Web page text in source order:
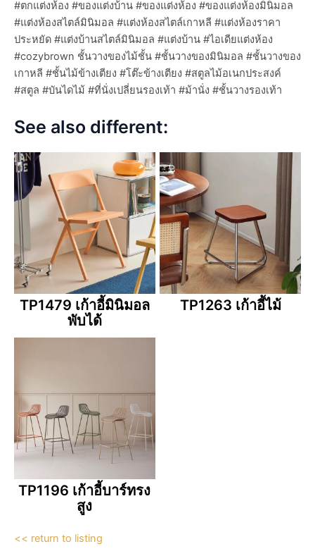
#ตกแต่งห้อง #ของแต่งบ้าน #ของแต่งห้อง #ของแต่งห้องมินิมอล
#แต่งห้องสไตล์มินิมอล #แต่งห้องสไตล์เกาหลี #แต่งห้องราคา
ประหยัด #แต่งบ้านสไตล์มินิมอล #แต่งบ้าน #ไอเดียแต่งห้อง
#cozybrown ชั้นวางของไม้ชั้น #ชั้นวางของมินิมอล #ชั้นวางของ
เกาหลี #ชั้นไม้ข้างเตียง #โต๊ะข้างเตียง #สตูลไม้อเนกประสงค์
#สตูล #บันไดไม้ #ที่นั่งเปลี่ยนรองเท้า #ม้านั่ง #ชั้นวางรองเท้า
See also different:
TP1479 เก้าอี้มินิมอล
พับได้
TP1263 เก้าอี้ไม้
TP1196 เก้าอี้บาร์ทรง
สูง
<< return to listing